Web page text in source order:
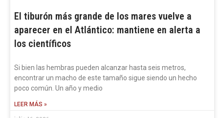
El tiburón más grande de los mares vuelve a
aparecer en el Atlántico: mantiene en alerta a
los científicos
Si bien las hembras pueden alcanzar hasta seis metros,
encontrar un macho de este tamaño sigue siendo un hecho
poco común. Un año y medio
LEER MÁS »